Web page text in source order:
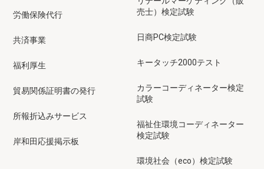
労働保険代行
共済事業
福利厚生
貿易関係証明書の発行
所報折込みサービス
岸和田応援掲示板
売士）検定試験
日商PC検定試験
キータッチ2000テスト
カラーコーディネーター検定
試験
福祉住環境コーディネーター
検定試験
環境社会（eco）検定試験